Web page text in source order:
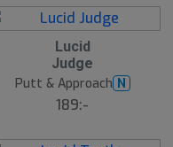
Lucid
Judge
Putt & Approach N
189:-